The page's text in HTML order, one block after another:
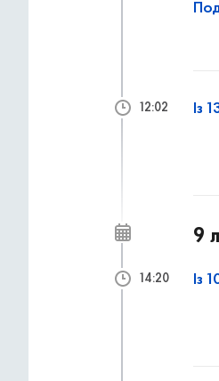
Із
12:02
9
Із
14:20